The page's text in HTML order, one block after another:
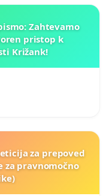
Zahtevamo
pristop k
Križank!
za prepoved
pravnomočno